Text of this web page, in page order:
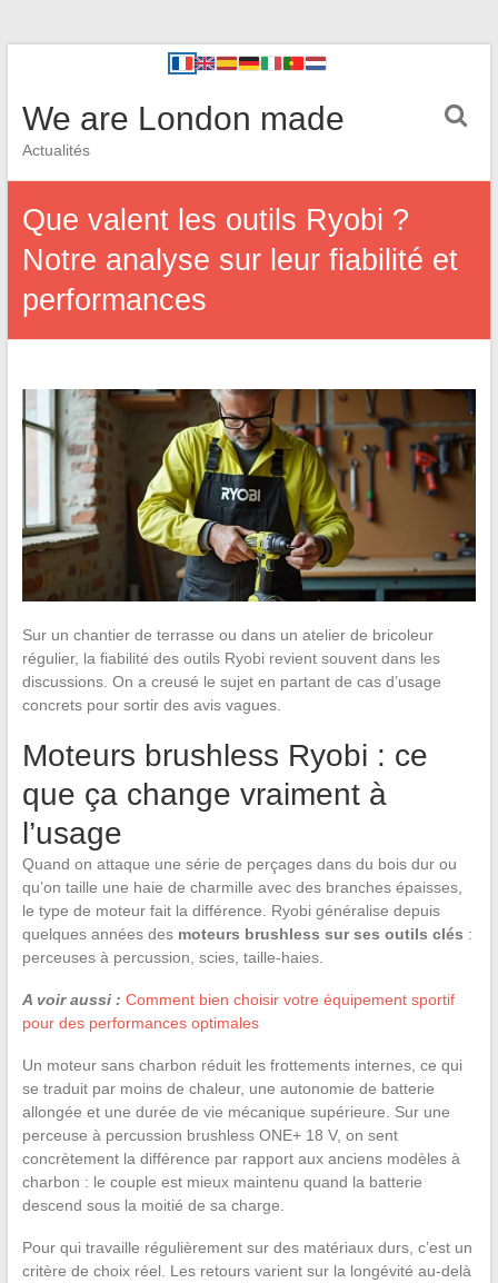
We are London made
Actualités
Que valent les outils Ryobi ?
Notre analyse sur leur fiabilité et
performances
Sur un chantier de terrasse ou dans un atelier de bricoleur
régulier, la fiabilité des outils Ryobi revient souvent dans les
discussions. On a creusé le sujet en partant de cas d’usage
concrets pour sortir des avis vagues.
Moteurs brushless Ryobi : ce
que ça change vraiment à
l’usage
Quand on attaque une série de perçages dans du bois dur ou
qu’on taille une haie de charmille avec des branches épaisses,
le type de moteur fait la différence. Ryobi généralise depuis
quelques années des moteurs brushless sur ses outils clés :
perceuses à percussion, scies, taille-haies.
A voir aussi : Comment bien choisir votre équipement sportif
pour des performances optimales
Un moteur sans charbon réduit les frottements internes, ce qui
se traduit par moins de chaleur, une autonomie de batterie
allongée et une durée de vie mécanique supérieure. Sur une
perceuse à percussion brushless ONE+ 18 V, on sent
concrètement la différence par rapport aux anciens modèles à
charbon : le couple est mieux maintenu quand la batterie
descend sous la moitié de sa charge.
Pour qui travaille régulièrement sur des matériaux durs, c’est un
critère de choix réel. Les retours varient sur la longévité au-delà